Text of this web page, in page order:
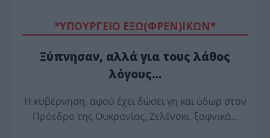
*ΥΠΟΥΡΓΕΙΟ ΕΞΩ(ΦΡΕΝ)ΙΚΩΝ*
Ξύπνησαν, αλλά για τους λάθος
λόγους…
Η κυβέρνηση, αφού έχει δώσει γη και ύδωρ στον
Πρόεδρο της Ουκρανίας, Ζελένσκι, ξαφνικά…